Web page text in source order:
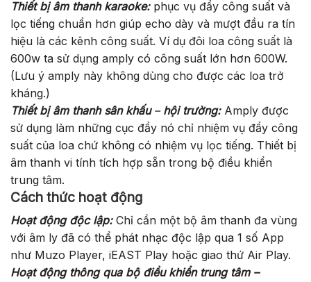
Thiết bị âm thanh karaoke:phục vụ đẩy công suất và
lọc tiếng chuẩn hơn giúp echo dày và mượt đầu ra tín
hiệu là các kênh công suất. Ví dụ đôi loa công suất là
600w ta sử dụng amply có công suất lớn hơn 600W.
(Lưu ý amply này không dùng cho được các loa trở
kháng.)
Thiết bị âm thanh sân khấu– hội trường:Amply được
sử dụng làm những cục đẩy nó chỉ nhiệm vụ đẩy công
suất của loa chứ không có nhiệm vụ lọc tiếng. Thiết bị
âm thanh vi tính tích hợp sẵn trong bộ điều khiển
trung tâm.
Cách thức hoạt động
Hoạt động độc lập: Chỉ cần một bộ âm thanh đa vùng
với âm ly đã có thể phát nhạc độc lập qua 1 số App
như Muzo Player, iEAST Play hoặc giao thứ Air Play.
Hoạt động thông qua bộ điều khiển trung tâm –